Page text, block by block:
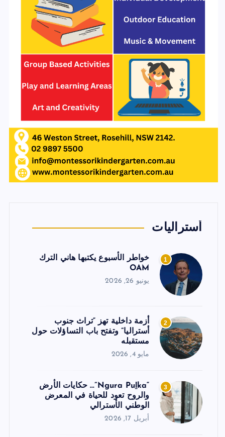
أستراليات
1
خواطر الأسبوع يكتبها هاني الترك
OAM
يونيو 26, 2026
2
أزمة داخلية تهز “تراث جنوب
أستراليا” وتفتح باب التساؤلات حول
مستقبله
مايو 4, 2026
3
“Ngura Puḻka”… حكايات الأرض
والروح تعود للحياة في المعرض
الوطني الأسترالي
أبريل 17, 2026